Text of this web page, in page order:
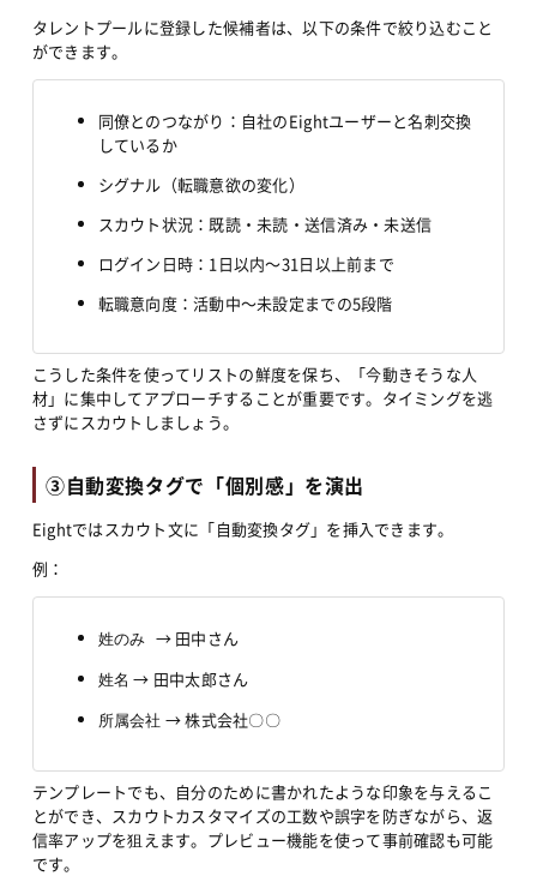
タレントプールに登録した候補者は、以下の条件で絞り込むこと
ができます。
同僚とのつながり：自社のEightユーザーと名刺交換
しているか
シグナル（転職意欲の変化）
スカウト状況：既読・未読・送信済み・未送信
ログイン日時：1日以内〜31日以上前まで
転職意向度：活動中〜未設定までの5段階
こうした条件を使ってリストの鮮度を保ち、「今動きそうな人
材」に集中してアプローチすることが重要です。タイミングを逃
さずにスカウトしましょう。
③自動変換タグで「個別感」を演出
Eightではスカウト文に「自動変換タグ」を挿入できます。
例：
姓のみ → 田中さん
姓名 → 田中太郎さん
所属会社 → 株式会社〇〇
テンプレートでも、自分のために書かれたような印象を与えるこ
とができ、スカウトカスタマイズの工数や誤字を防ぎながら、返
信率アップを狙えます。プレビュー機能を使って事前確認も可能
です。